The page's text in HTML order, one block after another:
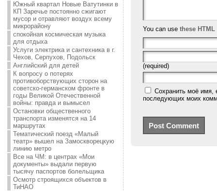
Южный квартал Новые Ватутинки в
КП Заречье постоянно сжигают
мусор и отравляют воздух всему
микрорайону
спокойная космическая музыка
для отдыха
Услуги электрика и сантехника в г.
Чехов, Серпухов, Подольск
Английский для детей
К вопросу о потерях
противоборствующих сторон на
советско-германском фронте в
годы Великой Отечественной
войны: правда и вымысел
Остановки общественного
транспорта изменятся на 14
маршрутах
Тематический поезд «Малый
театр» вышел на Замоскворецкую
линию метро
Все на ЧМ: в центрах «Мои
документы» выдали первую
тысячу паспортов болельщика
Осмотр строящихся объектов в
ТиНАО
You can use these HTML
(required)
Сохранить моё имя,
последующих моих